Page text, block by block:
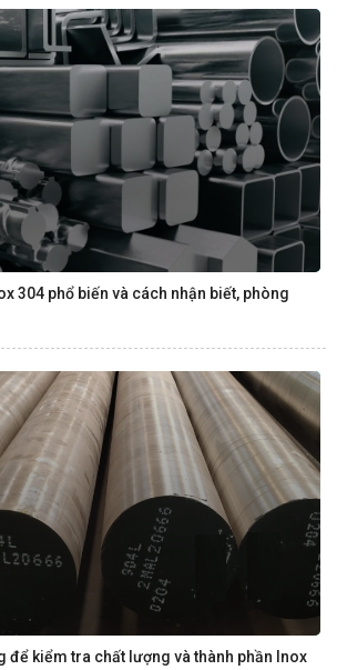
304 phổ biến và cách nhận biết, phòng
kiểm tra chất lượng và thành phần Inox